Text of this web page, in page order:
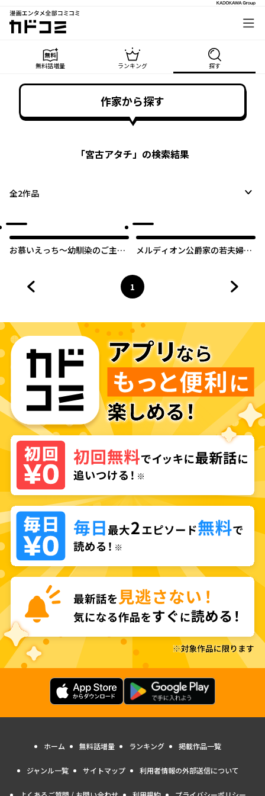
漫画エンタメ全部コミコミ
カドコミ
無料話増量 ランキング 探す
作家から探す
「宮古アタチ」の検索結果
全2作品
お慕いえっち～幼馴染のご主人
ぜか溺愛されはじめました？～
メルディオン公爵家の若夫婦は
ページ
1
へ
ホーム 無料話増量 ランキング 掲載作品一覧
ジャンル一覧 サイトマップ 利用者情報の外部送信について